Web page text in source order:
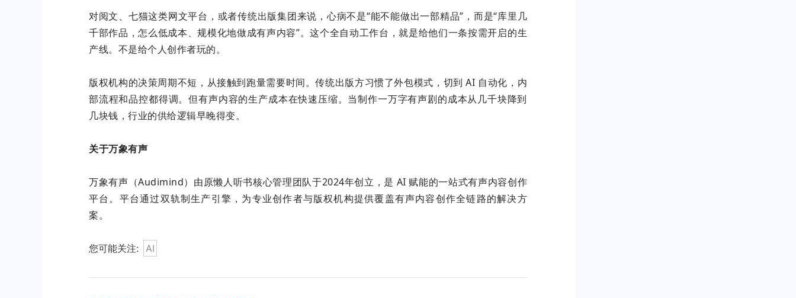
对阅文、七猫这类网文平台，或者传统出版集团来说，心病不是“能不能做出一部精品”，而是“库里几
千部作品，怎么低成本、规模化地做成有声内容”。这个全自动工作台，就是给他们一条按需开启的生
产线。不是给个人创作者玩的。
版权机构的决策周期不短，从接触到跑量需要时间。传统出版方习惯了外包模式，切到 AI 自动化，内
部流程和品控都得调。但有声内容的生产成本在快速压缩。当制作一万字有声剧的成本从几千块降到
几块钱，行业的供给逻辑早晚得变。
关于万象有声
万象有声（Audimind）由原懒人听书核心管理团队于2024年创立，是 AI 赋能的一站式有声内容创作
平台。平台通过双轨制生产引擎，为专业创作者与版权机构提供覆盖有声内容创作全链路的解决方
案。
您可能关注: AI